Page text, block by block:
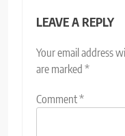
LEAVE A REPLY
Your email address
are marked *
Comment*